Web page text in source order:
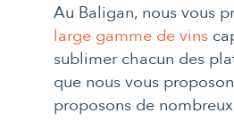
Au Baligan, nous vous
large gamme de vins
sublimer chacun des
que nous vous
proposons de